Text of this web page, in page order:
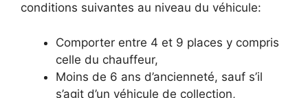
conditions suivantes au niveau du véhicule:
Comporter entre 4 et 9 places y compris
celle du chauffeur,
Moins de 6 ans d’ancienneté, sauf s’il
s’agit d’un véhicule de collection,